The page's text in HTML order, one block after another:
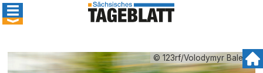
© 123rf/Volodymyr Baleha